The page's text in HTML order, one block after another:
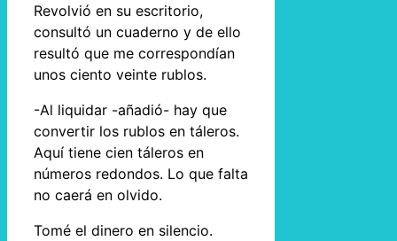
Revolvió en su escritorio,
consultó un cuaderno y de ello
resultó que me correspondían
unos ciento veinte rublos.
-Al liquidar -añadió- hay que
convertir los rublos en táleros.
Aquí tiene cien táleros en
números redondos. Lo que falta
no caerá en olvido.
Tomé el dinero en silencio.